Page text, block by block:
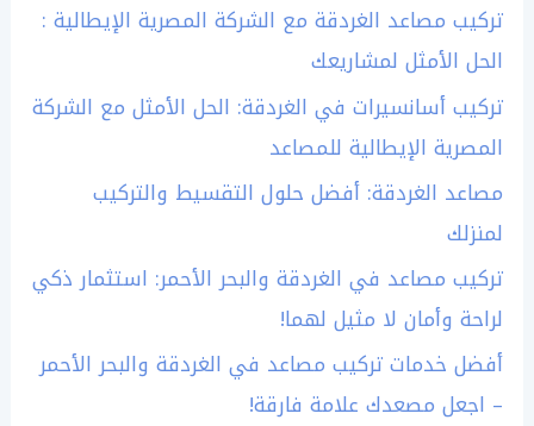
تركيب مصاعد الغردقة مع الشركة المصرية الإيطالية :
الحل الأمثل لمشاريعك
تركيب أسانسيرات في الغردقة: الحل الأمثل مع الشركة
المصرية الإيطالية للمصاعد
مصاعد الغردقة: أفضل حلول التقسيط والتركيب
لمنزلك
تركيب مصاعد في الغردقة والبحر الأحمر: استثمار ذكي
لراحة وأمان لا مثيل لهما!
أفضل خدمات تركيب مصاعد في الغردقة والبحر الأحمر
– اجعل مصعدك علامة فارقة!